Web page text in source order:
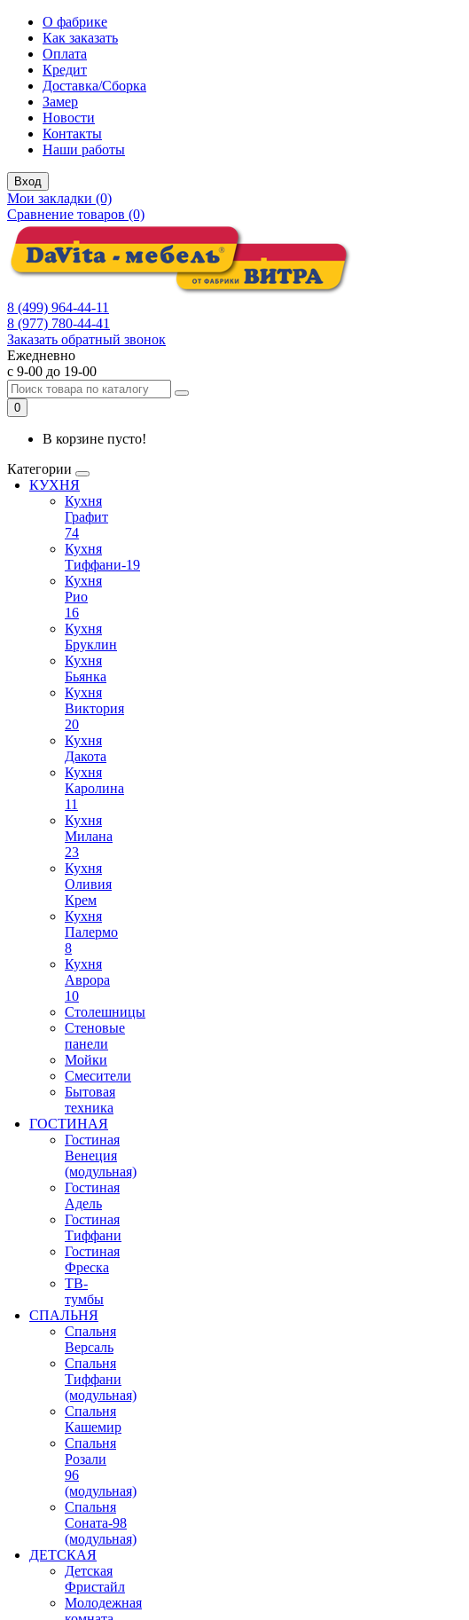
О фабрике
Как заказать
Оплата
Кредит
Доставка/Сборка
Замер
Новости
Контакты
Наши работы
Вход
Мои закладки (0)
Сравнение товаров (0)
8 (499) 964-44-11
8 (977) 780-44-41
Заказать обратный звонок
Ежедневно
с 9-00 до 19-00
0
В корзине пусто!
Категории
КУХНЯ
Кухня
Графит
74
Кухня
Тиффани-19
Кухня
Рио
16
Кухня
Бруклин
Кухня
Бьянка
Кухня
Виктория
20
Кухня
Дакота
Кухня
Каролина
11
Кухня
Милана
23
Кухня
Оливия
Крем
Кухня
Палермо
8
Кухня
Аврора
10
Столешницы
Стеновые
панели
Мойки
Смесители
Бытовая
техника
ГОСТИНАЯ
Гостиная
Венеция
(модульная)
Гостиная
Адель
Гостиная
Тиффани
Гостиная
Фреска
ТВ-
тумбы
СПАЛЬНЯ
Спальня
Версаль
Спальня
Тиффани
(модульная)
Спальня
Кашемир
Спальня
Розали
96
(модульная)
Спальня
Соната-98
(модульная)
ДЕТСКАЯ
Детская
Фристайл
Молодежная